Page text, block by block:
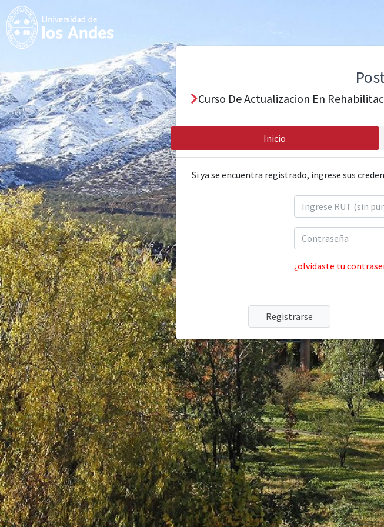
Curso De Actualizacion En
Inicio
Si ya se encuentra registrado, ingrese sus
¿olvidaste tu
Registrarse